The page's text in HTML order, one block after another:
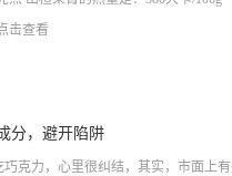
击查看
分，避开陷阱
克力，心里很纠结，其实，市面上